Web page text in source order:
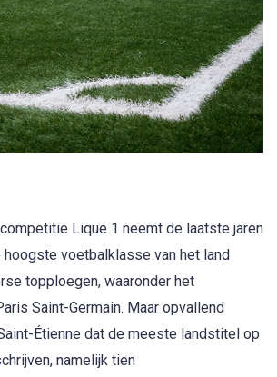
Lique 1 neemt de laatste jaren
voetbalklasse van het land
topploegen, waaronder het
Saint-Germain. Maar opvallend
Étienne dat de meeste landstitel op
namelijk tien